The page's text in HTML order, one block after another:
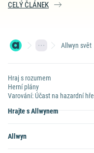
CELÝ ČLÁNEK
Allwyn svět
Hraj s rozumem
Herní plány
Varování: Účast na hazardní
Hrajte s Allwynem
Allwyn